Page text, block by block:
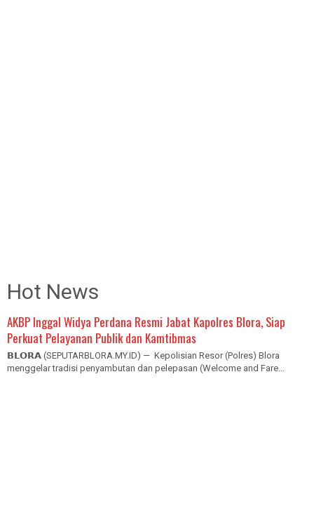
Hot News
AKBP Inggal Widya Perdana Resmi Jabat Kapolres Blora, Siap
Perkuat Pelayanan Publik dan Kamtibmas
𝗕𝗟𝗢𝗥𝗔 (SEPUTARBLORA.MY.ID) — Kepolisian Resor (Polres) Blora
menggelar tradisi penyambutan dan pelepasan (Welcome and Fare...